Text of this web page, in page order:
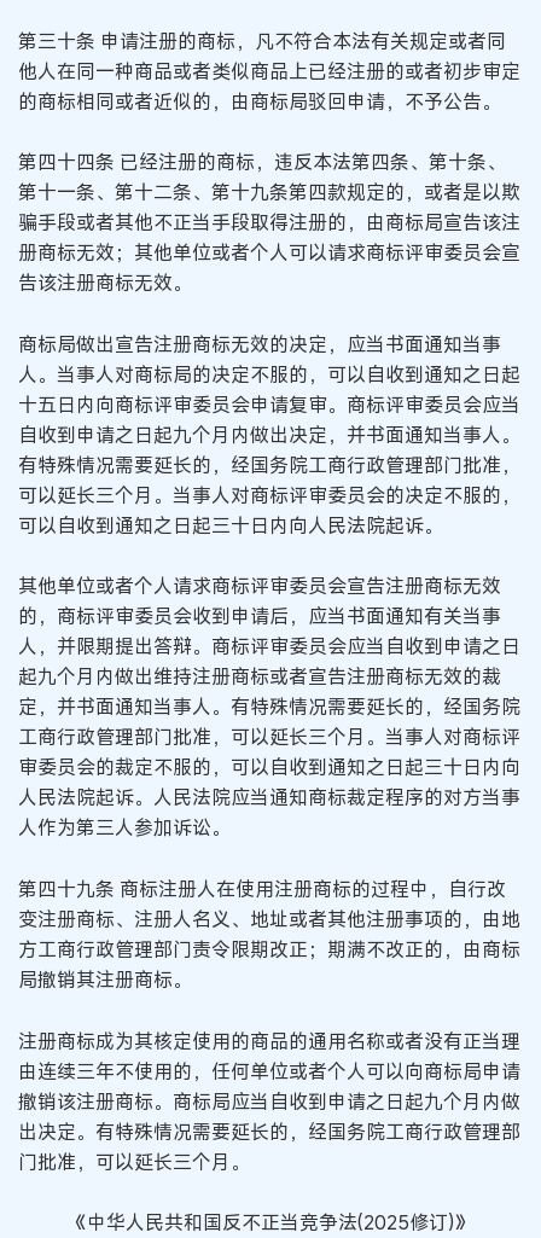
第三十条 申请注册的商标，凡不符合本法有关规定或者同
他人在同一种商品或者类似商品上已经注册的或者初步审定
的商标相同或者近似的，由商标局驳回申请，不予公告。
第四十四条 已经注册的商标，违反本法第四条、第十条、
第十一条、第十二条、第十九条第四款规定的，或者是以欺
骗手段或者其他不正当手段取得注册的，由商标局宣告该注
册商标无效；其他单位或者个人可以请求商标评审委员会宣
告该注册商标无效。
商标局做出宣告注册商标无效的决定，应当书面通知当事
人。当事人对商标局的决定不服的，可以自收到通知之日起
十五日内向商标评审委员会申请复审。商标评审委员会应当
自收到申请之日起九个月内做出决定，并书面通知当事人。
有特殊情况需要延长的，经国务院工商行政管理部门批准，
可以延长三个月。当事人对商标评审委员会的决定不服的，
可以自收到通知之日起三十日内向人民法院起诉。
其他单位或者个人请求商标评审委员会宣告注册商标无效
的，商标评审委员会收到申请后，应当书面通知有关当事
人，并限期提出答辩。商标评审委员会应当自收到申请之日
起九个月内做出维持注册商标或者宣告注册商标无效的裁
定，并书面通知当事人。有特殊情况需要延长的，经国务院
工商行政管理部门批准，可以延长三个月。当事人对商标评
审委员会的裁定不服的，可以自收到通知之日起三十日内向
人民法院起诉。人民法院应当通知商标裁定程序的对方当事
人作为第三人参加诉讼。
第四十九条 商标注册人在使用注册商标的过程中，自行改
变注册商标、注册人名义、地址或者其他注册事项的，由地
方工商行政管理部门责令限期改正；期满不改正的，由商标
局撤销其注册商标。
注册商标成为其核定使用的商品的通用名称或者没有正当理
由连续三年不使用的，任何单位或者个人可以向商标局申请
撤销该注册商标。商标局应当自收到申请之日起九个月内做
出决定。有特殊情况需要延长的，经国务院工商行政管理部
门批准，可以延长三个月。
《中华人民共和国反不正当竞争法(2025修订)》